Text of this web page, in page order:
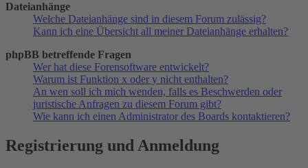
Dateianhänge
Welche Dateianhänge sind in diesem Forum zulässig?
Kann ich eine Übersicht all meiner Dateianhänge erhalten?
phpBB betreffende Fragen
Wer hat diese Forensoftware entwickelt?
Warum ist Funktion x oder y nicht enthalten?
An wen soll ich mich wenden, falls es Beschwerden oder
juristische Anfragen zu diesem Forum gibt?
Wie kann ich einen Administrator des Boards kontaktieren?
Registrierung und Anmeldung